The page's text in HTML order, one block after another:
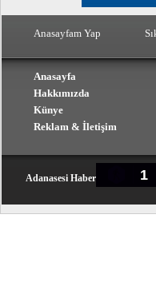
Anasayfam Yap
Anasayfa
Hakkımızda
Künye
Reklam & İletişim
Adanasesi Haber 1